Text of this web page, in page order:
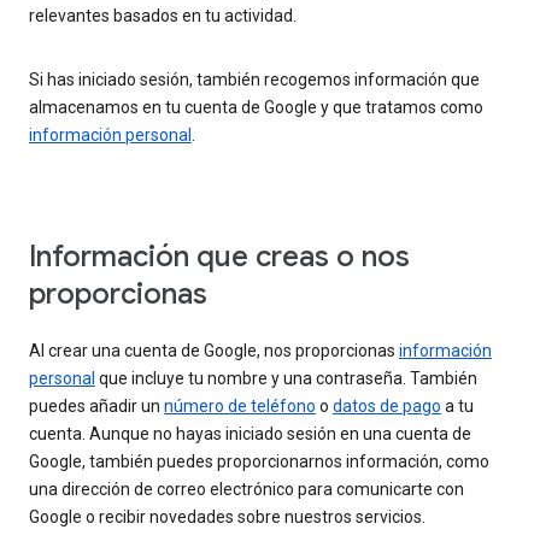
relevantes basados en tu actividad.
Si has iniciado sesión, también recogemos información que
almacenamos en tu cuenta de Google y que tratamos como
información personal.
Información que creas o nos
proporcionas
Al crear una cuenta de Google, nos proporcionas información
personal que incluye tu nombre y una contraseña. También
puedes añadir un número de teléfono o datos de pago a tu
cuenta. Aunque no hayas iniciado sesión en una cuenta de
Google, también puedes proporcionarnos información, como
una dirección de correo electrónico para comunicarte con
Google o recibir novedades sobre nuestros servicios.